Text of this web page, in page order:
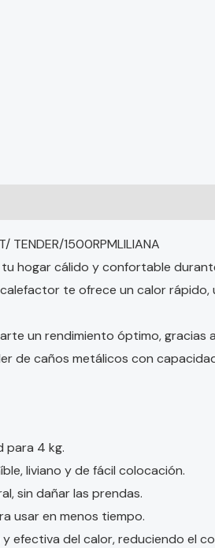
TENDER/1500RPMLILIANA
hogar cálido y confortable
te ofrece un calor
un rendimiento óptimo,
de caños metálicos con
para 4 kg.
liviano y de fácil colocación.
sin dañar las prendas.
usar en menos tiempo.
efectiva del calor, reduciendo el